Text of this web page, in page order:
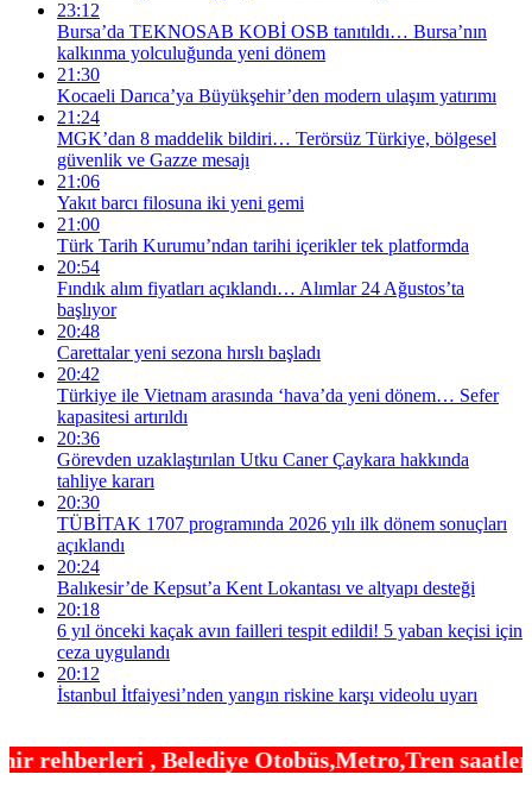
23:12
Bursa’da TEKNOSAB KOBİ OSB tanıtıldı… Bursa’nın
kalkınma yolculuğunda yeni dönem
21:30
Kocaeli Darıca’ya Büyükşehir’den modern ulaşım yatırımı
21:24
MGK’dan 8 maddelik bildiri… Terörsüz Türkiye, bölgesel
güvenlik ve Gazze mesajı
21:06
Yakıt barcı filosuna iki yeni gemi
21:00
Türk Tarih Kurumu’ndan tarihi içerikler tek platformda
20:54
Fındık alım fiyatları açıklandı… Alımlar 24 Ağustos’ta
başlıyor
20:48
Carettalar yeni sezona hırslı başladı
20:42
Türkiye ile Vietnam arasında ‘hava’da yeni dönem… Sefer
kapasitesi artırıldı
20:36
Görevden uzaklaştırılan Utku Caner Çaykara hakkında
tahliye kararı
20:30
TÜBİTAK 1707 programında 2026 yılı ilk dönem sonuçları
açıklandı
20:24
Balıkesir’de Kepsut’a Kent Lokantası ve altyapı desteği
20:18
6 yıl önceki kaçak avın failleri tespit edildi! 5 yaban keçisi için
ceza uygulandı
20:12
İstanbul İtfaiyesi’nden yangın riskine karşı videolu uyarı
, Belediye Otobüs,Metro,Tren saatleri